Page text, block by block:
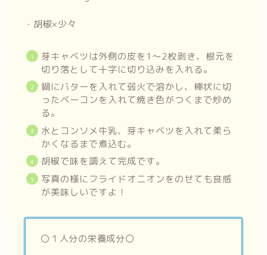
・胡椒×少々
芽キャベツは外側の皮を1～2枚剥き、根元を
切り落として十字に切り込みを入れる。
鍋にバターを入れて弱火で溶かし、棒状に切
ったベーコンを入れて焼き色がつくまで炒め
る。
水とコンソメ牛乳、芽キャベツを入れて柔ら
かくなるまで煮込む。
胡椒で味を調えて完成です。
写真の様にフライドオニオンをのせても食感
が美味しいですよ！
〇１人分の栄養成分〇